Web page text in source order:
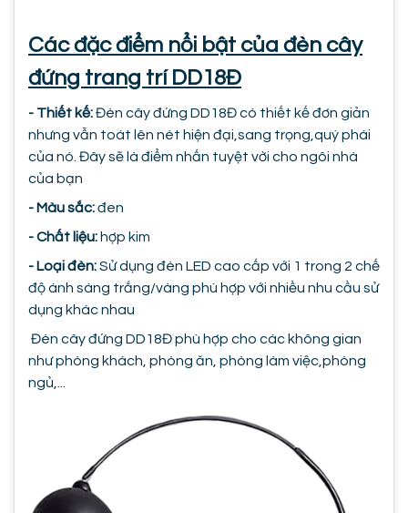
Các đặc điểm nổi bật của đèn cây
đứng trang trí DD18Đ
- Thiết kế:Đèn cây đứng DD18Đ có thiết kế đơn giản
nhưng vẫn toát lên nét hiện đại,sang trọng,quý phái
của nó. Đây sẽ là điểm nhấn tuyệt vời cho ngôi nhà
của bạn
- Màu sắc:đen
- Chất liệu: hợp kim
- Loại đèn:Sử dụng đèn LED cao cấp với 1 trong 2 chế
độ ánh sáng trắng/vàng phù hợp với nhiều nhu cầu sử
dụng khác nhau
Đèn cây đứng DD18Đ phù hợp cho các không gian
như phòng khách, phòng ăn, phòng làm việc,phòng
ngủ,...